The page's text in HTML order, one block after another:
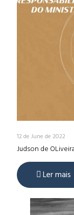
12 de June de 2022
Judson de
Ler mais